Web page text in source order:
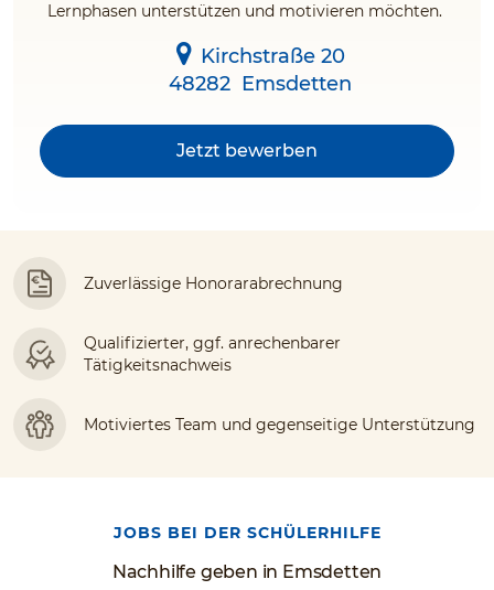
Lernphasen unterstützen und motivieren möchten.
Kirchstraße 20
48282 Emsdetten
Jetzt bewerben
Zuverlässige Honorarabrechnung
Qualifizierter, ggf. anrechenbarer
Tätigkeitsnachweis
Motiviertes Team und gegenseitige Unterstützung
JOBS BEI DER SCHÜLERHILFE
Nachhilfe geben in Emsdetten